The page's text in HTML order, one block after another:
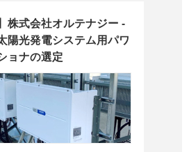
株式会社オルテナジー -
陽光発電システム用パワ
ョナの選定